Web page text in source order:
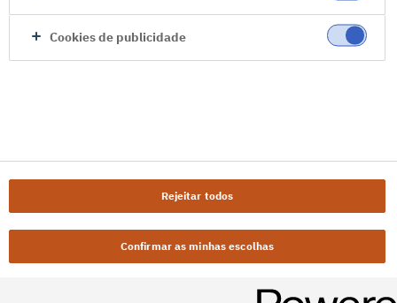
Cookies de publicidade
Rejeitar todos
Confirmar as minhas escolhas